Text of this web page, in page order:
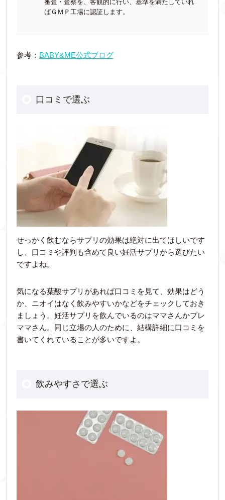
審査・査察を、客観的に行い、基準を満たしていれ
ばＧＭＰ工場に認証します。
参考： BABY&ME公式ブログ
口コミで選ぶ
せっかく飲むならサプリの効果は絶対に出てほしいです
し、口コミや評判も含めて良い妊活サプリから選びたい
ですよね。
気になる葉酸サプリがあれば口コミを見て、効果はどう
か、ニオイはなく飲みやすいかなどをチェックしておき
ましょう。妊活サプリを飲んでいるのはママさんかプレ
ママさん。同じ立場の人のために、結構詳細に口コミを
書いてくれていることが多いですよ。
飲みやすさで選ぶ